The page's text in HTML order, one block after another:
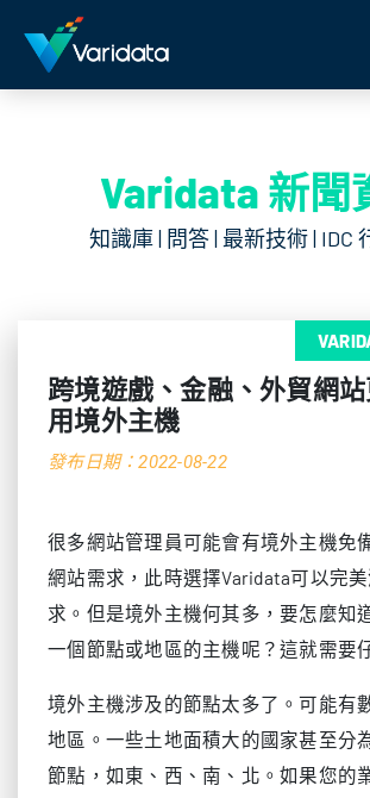
Varidata 新聞
知識庫 | 問答 | 最新技術 | IDC
跨境遊戲、金融、外貿網
用境外主機
發布日期：2022-08-22
很多網站管理員可能會有境外主機免
網站需求，此時選擇Varidata可以完
求。但是境外主機何其多，要怎麼知
一個節點或地區的主機呢？這就需要
境外主機涉及的節點太多了。可能有
地區。一些土地面積大的國家甚至分
節點，如東、西、南、北。如果您的